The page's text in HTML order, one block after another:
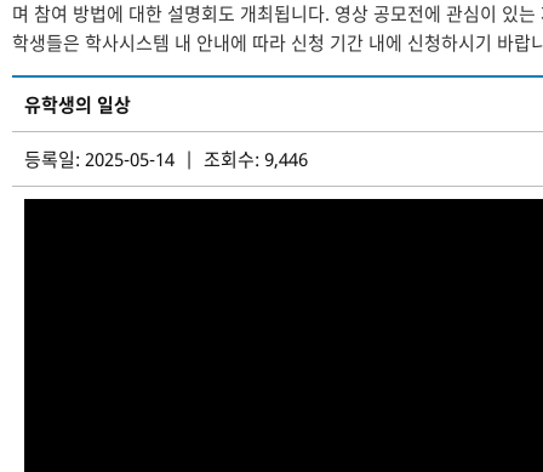
며 참여 방법에 대한 설명회도 개최됩니다. 영상 공모전에 관심이 있는
학생들은 학사시스템 내 안내에 따라 신청 기간 내에 신청하시기 바랍
유학생의 일상
등록일: 2025-05-14 | 조회수: 9,446